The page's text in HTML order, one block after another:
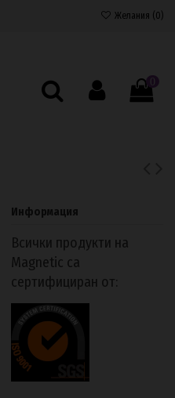
Желания (0)
0
Информация
Всички продукти на
Magnetic са
сертифициран от: